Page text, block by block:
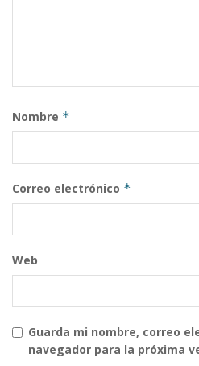
Nombre *
Correo electrónico *
Web
Guarda mi nombre, correo
navegador para la próxima